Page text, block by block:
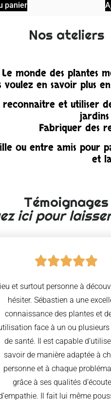
panier
Nos ateliers
Le monde des plantes
voulez en savoir plus
et utiliser
Fabriquer des
ou entre amis pour
et
Témoignages
ici pour
et surtout personne à
hésiter. Sébastien a une
connaissance des plantes et
face à un ou
de santé. Il est capable
savoir de manière adaptée à
personne et à chaque
grâce à ses qualités
Il fait lui même